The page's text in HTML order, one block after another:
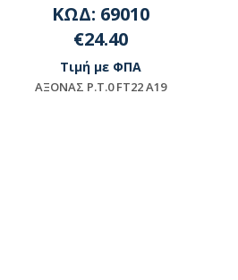
ΚΩΔ: 69010
€24.40
Τιμή με ΦΠΑ
AΞONAΣ P.T.0 FT22 A19